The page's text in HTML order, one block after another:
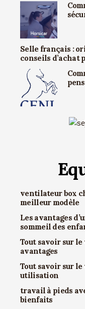
Selle français :
conseils d’achat
ventilateur box
meilleur modèle
Les avantages
sommeil des
Tout savoir sur le
avantages
Tout savoir sur
utilisation
travail à pieds
bienfaits